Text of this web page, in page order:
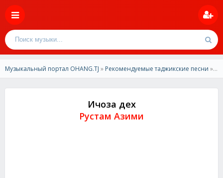
Музыкальный портал OHANG.TJ » Рекомендуемые таджикские песни » Рустам Азими -Ичоза дех
Ичоза дех
Рустам Азими